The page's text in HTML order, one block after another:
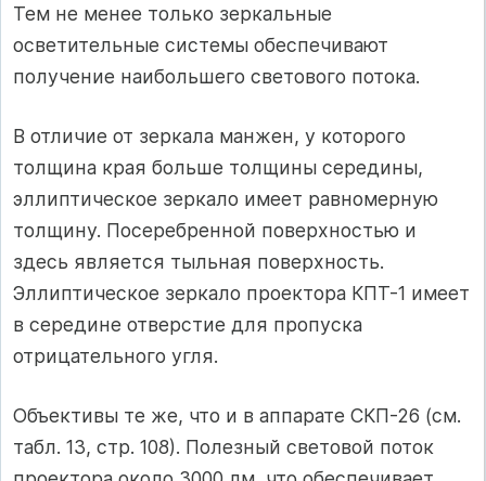
Тем не менее только зеркальные
осветительные системы обеспечивают
получение наибольшего светового потока.
В отличие от зеркала манжен, у которого
толщина края больше толщины середины,
эллиптическое зеркало имеет равномерную
толщину. Посеребренной поверхностью и
здесь является тыльная поверхность.
Эллиптическое зеркало проектора КПТ-1 имеет
в середине отверстие для пропуска
отрицательного угля.
Объективы те же, что и в аппарате СКП-26 (см.
табл. 13, стр. 108). Полезный световой поток